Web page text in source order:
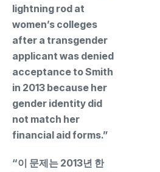
lightning rod at
women’s colleges
after a transgender
applicant was denied
acceptance to Smith
in 2013 because her
gender identity did
not match her
financial aid forms.”
“이 문제는 2013년 한